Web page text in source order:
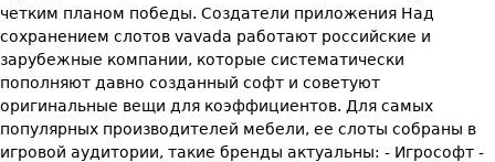
четким планом победы. Создатели приложения Над
сохранением слотов vavada работают российские и
зарубежные компании, которые систематически
пополняют давно созданный софт и советуют
оригинальные вещи для коэффициентов. Для самых
популярных производителей мебели, ее слоты собраны в
игровой аудитории, такие бренды актуальны: - Игрософт -